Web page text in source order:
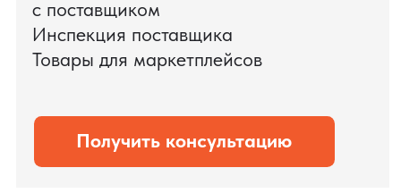
Оставить заявку